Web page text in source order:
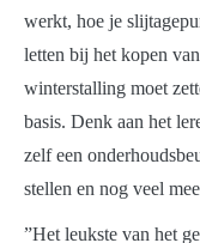
werkt, hoe je
letten bij het kopen
winterstalling moet
basis. Denk aan het
zelf een
stellen en nog veel
”Het leukste van het